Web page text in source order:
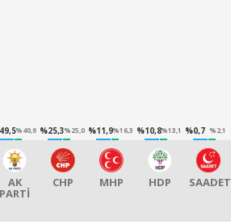
%40,9
AK
PARTİ
%25,3%25,0
CHP
%11,9%16,3
MHP
%10,8%13,1
HDP
%0,7 %2,1
SAADET